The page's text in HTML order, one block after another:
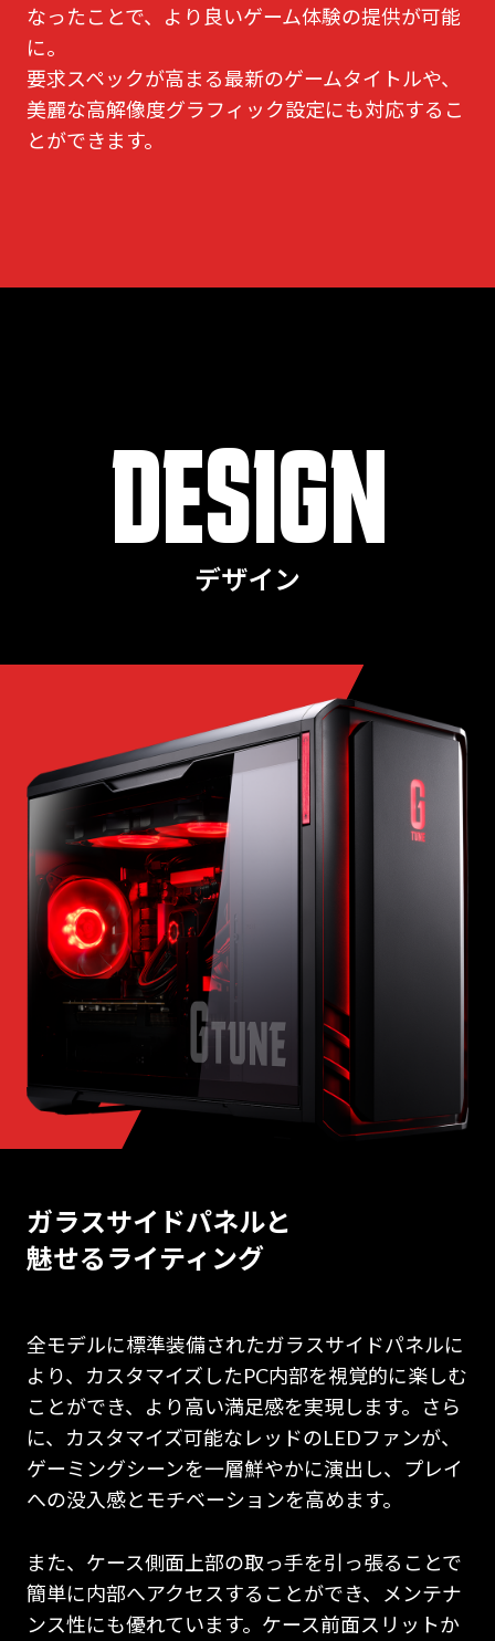
なったことで、より良いゲーム体験の提供が可能
に。
要求スペックが高まる最新のゲームタイトルや、
美麗な高解像度グラフィック設定にも対応するこ
とができます。
DESIGN
デザイン
ガラスサイドパネルと
魅せるライティング
全モデルに標準装備されたガラスサイドパネルに
より、カスタマイズしたPC内部を視覚的に楽しむ
ことができ、より高い満足感を実現します。さら
に、カスタマイズ可能なレッドのLEDファンが、
ゲーミングシーンを一層鮮やかに演出し、プレイ
への没入感とモチベーションを高めます。
また、ケース側面上部の取っ手を引っ張ることで
簡単に内部へアクセスすることができ、メンテナ
ンス性にも優れています。ケース前面スリットか